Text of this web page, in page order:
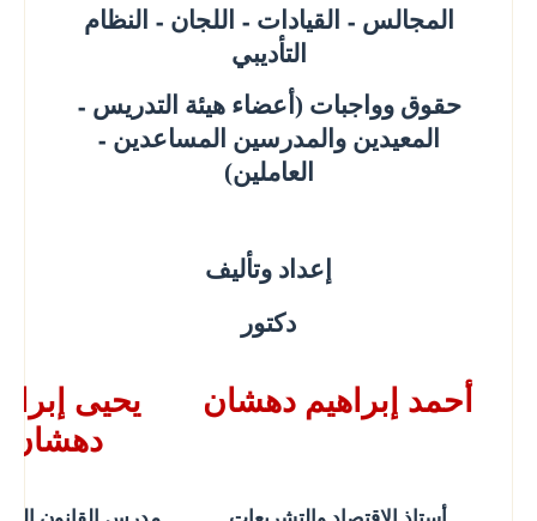
المجالس – القيادات – اللجان – النظام
التأديبي
حقوق وواجبات (أعضاء هيئة التدريس –
المعيدين والمدرسين المساعدين –
العاملين)
إعداد وتأليف
دكتور
أحمد إبراهيم دهشان
يحيى
دهشان